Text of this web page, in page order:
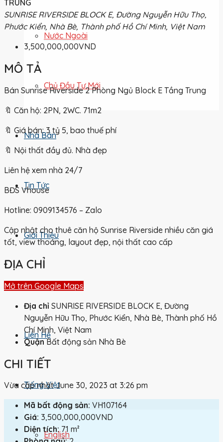
Nước Ngoài
Chủ Đầu Tư Mới
Nhà Bán
Tin Tức
Giới Thiệu
Liên Hệ
Liên Hệ
Tiếng Việt
English
TRUNG
SUNRISE RIVERSIDE BLOCK E, Đường Nguyễn Hữu Thọ,
Phước Kiển, Nhà Bè, Thành phố Hồ Chí Minh, Việt Nam
3,500,000,000VND
MÔ TẢ
Bán Sunrise Riverside 2 Phòng Ngủ Block E Tầng Trung
🔖 Căn hộ: 2PN, 2WC. 71m2
🔖 Giá bán: 3 tỷ 5, bao thuế phí
🔖 Nội thất đầy đủ. Nhà đẹp
Liên hệ xem nhà 24/7
BĐS Vhouse
Hotline: 0909134576 – Zalo
Cập nhật cho thuê căn hộ Sunrise Riverside nhiều căn giá
tốt, view thoáng, layout đẹp, nội thất cao cấp
ĐỊA CHỈ
Mở trên Google Maps
Địa chỉ SUNRISE RIVERSIDE BLOCK E, Đường
Nguyễn Hữu Thọ, Phước Kiển, Nhà Bè, Thành phố Hồ
Chí Minh, Việt Nam
Quận Bất động sản Nhà Bè
CHI TIẾT
Vừa cập nhật June 30, 2023 at 3:26 pm
Mã bất động sản: VH107164
Giá: 3,500,000,000VND
Diện tích: 71 m²